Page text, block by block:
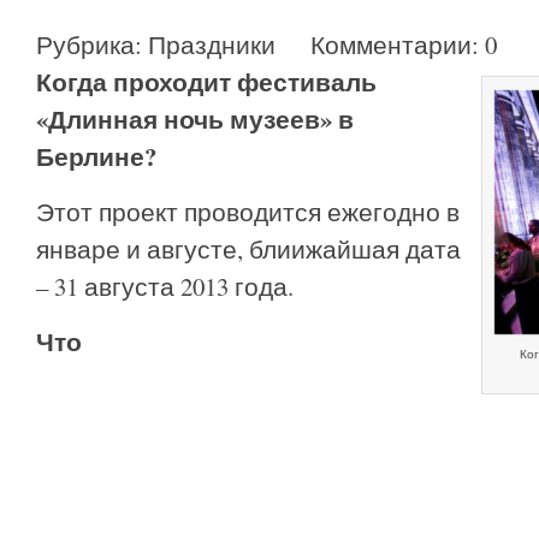
Рубрика: Праздники Комментарии: 0
Когда проходит фестиваль
«Длинная ночь музеев» в
Берлине?
Этот проект проводится ежегодно в
январе и августе, блиижайшая дата
– 31 августа 2013 года.
Что